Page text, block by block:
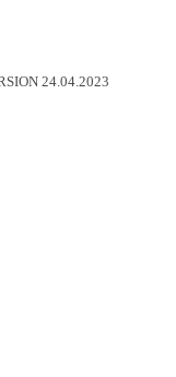
24.04.2023